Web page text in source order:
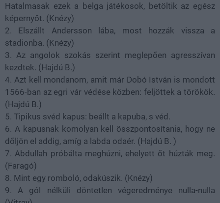
Hatalmasak ezek a belga játékosok, betöltik az egész
képernyőt. (Knézy)
2. Elszállt Andersson lába, most hozzák vissza a
stadionba. (Knézy)
3. Az angolok szokás szerint meglepően agresszívan
kezdtek. (Hajdú B.)
4. Azt kell mondanom, amit már Dobó István is mondott
1566-ban az egri vár védése közben: feljöttek a törökök.
(Hajdú B.)
5. Tipikus svéd kapus: beállt a kapuba, s véd.
6. A kapusnak komolyan kell összpontosítania, hogy ne
dőljön el addig, amíg a labda odaér. (Hajdú B. )
7. Abdullah próbálta meghúzni, ehelyett őt húzták meg.
(Faragó)
8. Mint egy romboló, odakúszik. (Knézy)
9. A gól nélküli döntetlen végeredménye nulla-nulla